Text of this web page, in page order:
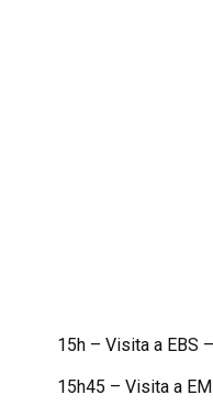
15h – Visita a EBS
15h45 – Visita a